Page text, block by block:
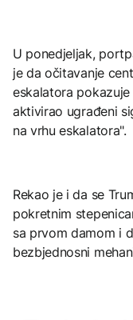
U ponedjeljak,
je da očitavanje
eskalatora
aktivirao ugrađeni
na vrhu eskalatora".
Rekao je i da se
pokretnim
sa prvom damom i
bezbjednosni